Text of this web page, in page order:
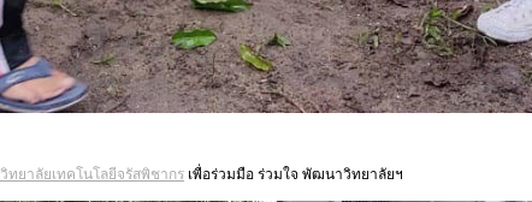
วิทยาลัยเทคโนโลยีจรัสพิชากร เพื่อร่วมมือ ร่วมใจ พัฒนาวิทยาลัยฯ